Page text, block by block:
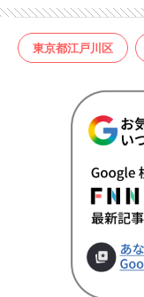
東京都江戸川区